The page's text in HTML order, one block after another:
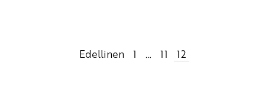
ArtikkelienEdellinen 1 … 11 12